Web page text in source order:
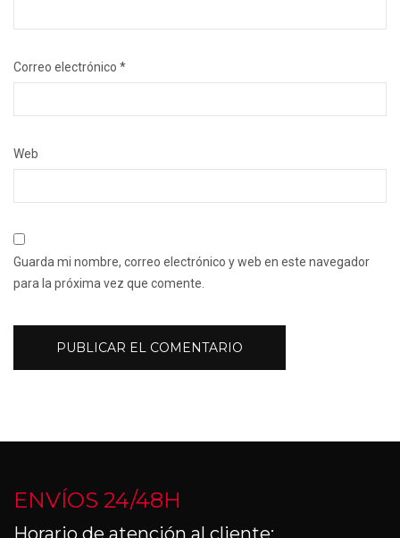
Correo electrónico *
Web
Guarda mi nombre, correo electrónico y web en este navegador
para la próxima vez que comente.
ENVÍOS 24/48H